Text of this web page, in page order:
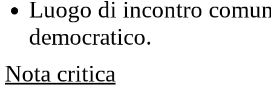
Luogo di incontro
democratico.
Nota critica